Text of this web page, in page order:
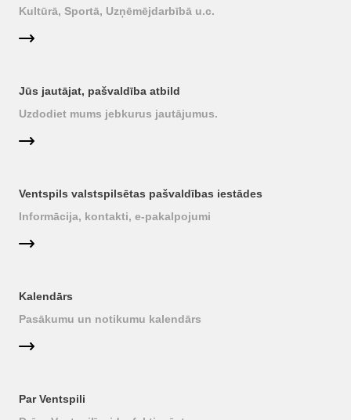
Kultūrā, Sportā, Uzņēmējdarbībā u.c.
Jūs jautājat, pašvaldība atbild
Uzdodiet mums jebkurus jautājumus.
Ventspils valstspilsētas pašvaldības iestādes
Informācija, kontakti, e-pakalpojumi
Kalendārs
Pasākumu un notikumu kalendārs
Par Ventspili